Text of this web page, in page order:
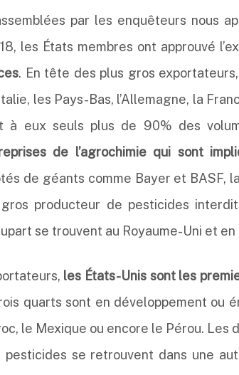
par les enquêteurs nous
les États membres ont approuvé
. En tête des plus gros
les Pays-Bas, l’Allemagne, la
à eux seuls plus de 90% des
de l’agrochimie qui sont
de géants comme Bayer et BASF,
producteur de pesticides
se trouvent au Royaume-Uni et en
les États-Unis sont les
quarts sont en développement ou
le Mexique ou encore le Pérou.
pesticides se retrouvent dans une